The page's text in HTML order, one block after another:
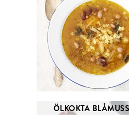
ÖLKOKTA